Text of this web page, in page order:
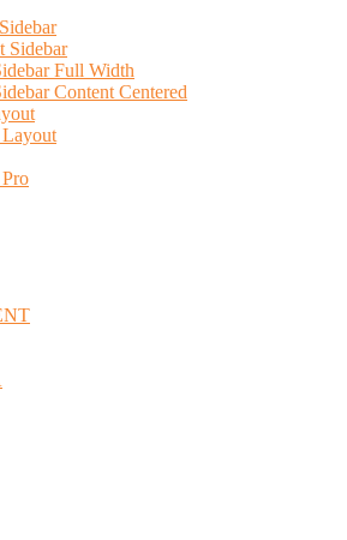
Sidebar
Full Width
Content Centered